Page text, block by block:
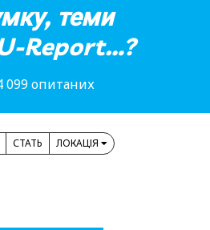
теми
Report…?
099 опитаних
СТАТЬ ЛОКАЦІЯ